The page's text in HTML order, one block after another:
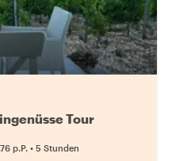
Tour
p.P. • 5 Stunden